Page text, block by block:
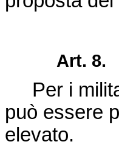
Art. 8.
Per i
può essere
elevato.